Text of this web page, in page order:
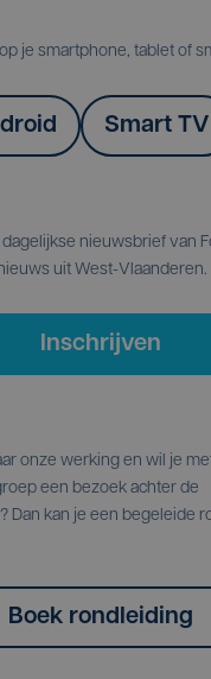
je smartphone, tablet of
Smart TV
nieuwsbrief van
uit West-Vlaanderen.
Inschrijven
onze werking en wil je
een bezoek achter de
Dan kan je een begeleide
Boek rondleiding